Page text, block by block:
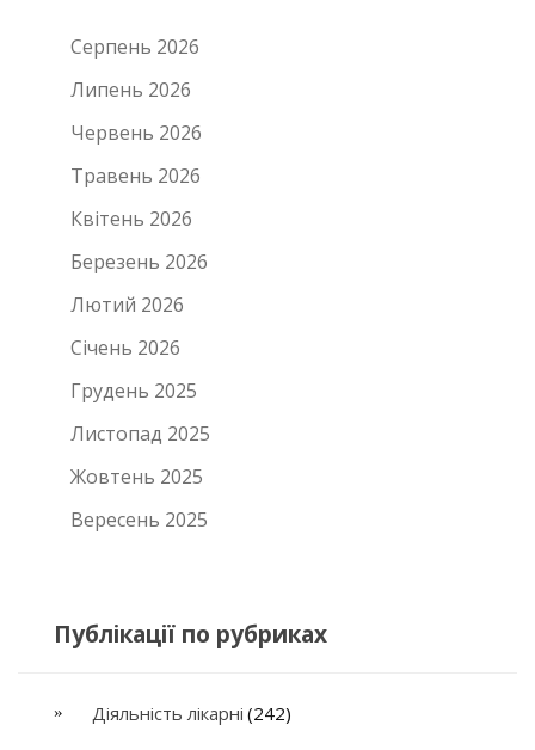
Серпень 2026
Липень 2026
Червень 2026
Травень 2026
Квітень 2026
Березень 2026
Лютий 2026
Січень 2026
Грудень 2025
Листопад 2025
Жовтень 2025
Вересень 2025
Публікації по рубриках
Діяльність лікарні (242)